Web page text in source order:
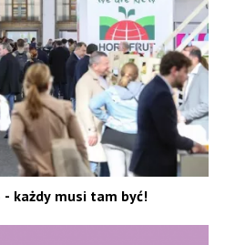
każdy musi tam być!